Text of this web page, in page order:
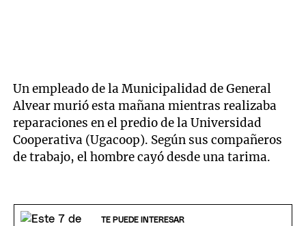
Un empleado de la Municipalidad de General
Alvear murió esta mañana mientras realizaba
reparaciones en el predio de la Universidad
Cooperativa (Ugacoop). Según sus compañeros
de trabajo, el hombre cayó desde una tarima.
TE PUEDE INTERESAR